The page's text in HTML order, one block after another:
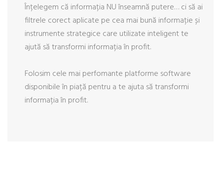
Înțelegem că informația NU înseamnă putere… ci să ai
filtrele corect aplicate pe cea mai bună informație și
instrumente strategice care utilizate inteligent te
ajută să transformi informația în profit.
Folosim cele mai perfomante platforme software
disponibile în piață pentru a te ajuta să transformi
informația în profit.